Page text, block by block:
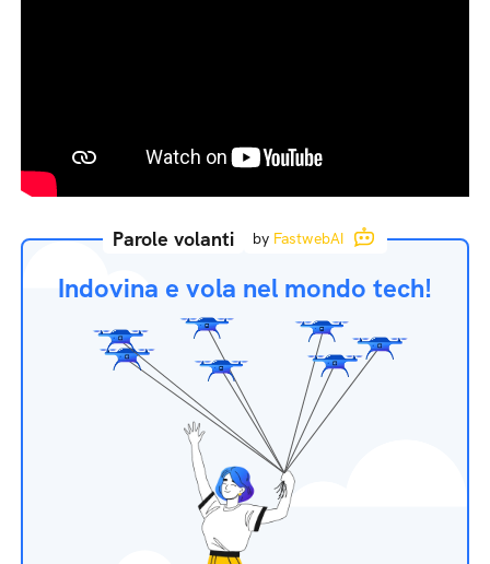
Parole volanti by FastwebAI
Indovina e vola nel mondo tech!